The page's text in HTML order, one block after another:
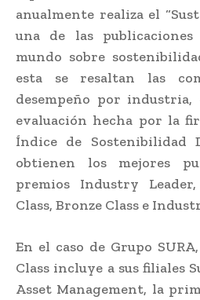
anualmente realiza el
una de las
mundo sobre
esta se resaltan las
desempeño por industria,
evaluación hecha por la
Índice de Sostenibilidad
obtienen los mejores
premios Industry
Class, Bronze Class e
En el caso de Grupo
Class incluye a sus filiales
Asset Management, la